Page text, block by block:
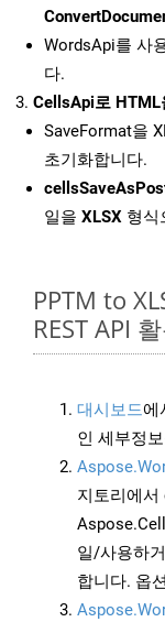
WordsApi를 사
다.
CellsApi로 HTML
SaveFormat을
초기화합니다.
일을 XLSX 형식
PPTM to
REST API
대시보드에
인 세부정
지토리에서
일/사용하
합니다. 옵